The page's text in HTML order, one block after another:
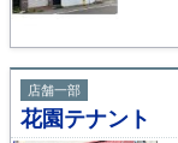
店舗一部
花園テナント